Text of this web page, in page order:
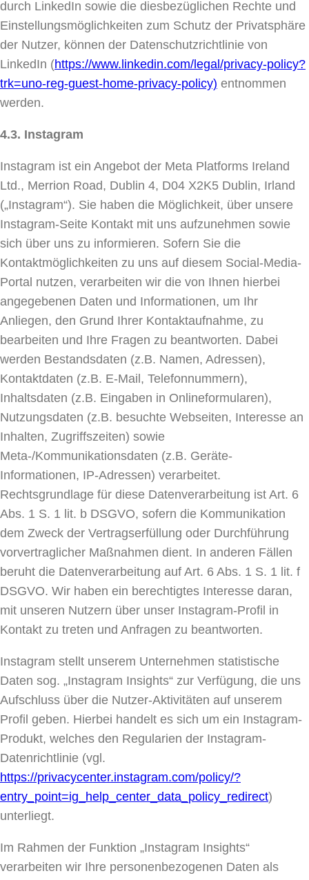
durch LinkedIn sowie die diesbezüglichen Rechte und
Einstellungsmöglichkeiten zum Schutz der Privatsphäre
der Nutzer, können der Datenschutzrichtlinie von
LinkedIn (https://www.linkedin.com/legal/privacy-policy?
trk=uno-reg-guest-home-privacy-policy) entnommen
werden.
4.3. Instagram
Instagram ist ein Angebot der Meta Platforms Ireland
Ltd., Merrion Road, Dublin 4, D04 X2K5 Dublin, Irland
(„Instagram“). Sie haben die Möglichkeit, über unsere
Instagram-Seite Kontakt mit uns aufzunehmen sowie
sich über uns zu informieren. Sofern Sie die
Kontaktmöglichkeiten zu uns auf diesem Social-Media-
Portal nutzen, verarbeiten wir die von Ihnen hierbei
angegebenen Daten und Informationen, um Ihr
Anliegen, den Grund Ihrer Kontaktaufnahme, zu
bearbeiten und Ihre Fragen zu beantworten. Dabei
werden Bestandsdaten (z.B. Namen, Adressen),
Kontaktdaten (z.B. E-Mail, Telefonnummern),
Inhaltsdaten (z.B. Eingaben in Onlineformularen),
Nutzungsdaten (z.B. besuchte Webseiten, Interesse an
Inhalten, Zugriffszeiten) sowie
Meta-/Kommunikationsdaten (z.B. Geräte-
Informationen, IP-Adressen) verarbeitet.
Rechtsgrundlage für diese Datenverarbeitung ist Art. 6
Abs. 1 S. 1 lit. b DSGVO, sofern die Kommunikation
dem Zweck der Vertragserfüllung oder Durchführung
vorvertraglicher Maßnahmen dient. In anderen Fällen
beruht die Datenverarbeitung auf Art. 6 Abs. 1 S. 1 lit. f
DSGVO. Wir haben ein berechtigtes Interesse daran,
mit unseren Nutzern über unser Instagram-Profil in
Kontakt zu treten und Anfragen zu beantworten.
Instagram stellt unserem Unternehmen statistische
Daten sog. „Instagram Insights“ zur Verfügung, die uns
Aufschluss über die Nutzer-Aktivitäten auf unserem
Profil geben. Hierbei handelt es sich um ein Instagram-
Produkt, welches den Regularien der Instagram-
Datenrichtlinie (vgl.
https://privacycenter.instagram.com/policy/?
entry_point=ig_help_center_data_policy_redirect)
unterliegt.
Im Rahmen der Funktion „Instagram Insights“
verarbeiten wir Ihre personenbezogenen Daten als